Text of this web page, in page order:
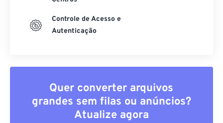
Controle de Acesso e
Autenticação
Quer converter arquivos
grandes sem filas ou anúncios?
Atualize agora